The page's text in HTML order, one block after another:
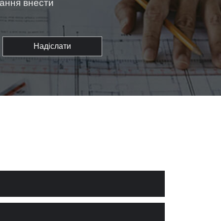
внести
Надіслати